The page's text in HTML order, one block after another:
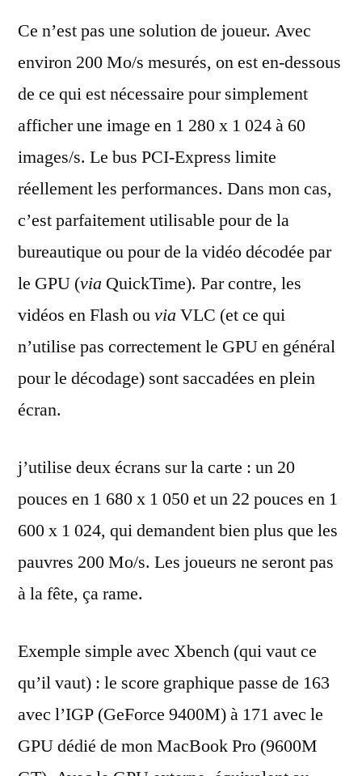
Ce n’est pas une solution de joueur. Avec
environ 200 Mo/s mesurés, on est en-dessous
de ce qui est nécessaire pour simplement
afficher une image en 1 280 x 1 024 à 60
images/s. Le bus PCI-Express limite
réellement les performances. Dans mon cas,
c’est parfaitement utilisable pour de la
bureautique ou pour de la vidéo décodée par
le GPU (via QuickTime). Par contre, les
vidéos en Flash ouvia VLC (et ce qui
n’utilise pas correctement le GPU en général
pour le décodage) sont saccadées en plein
écran.
j’utilise deux écrans sur la carte : un 20
pouces en 1 680 x 1 050 et un 22 pouces en 1
600 x 1 024, qui demandent bien plus que les
pauvres 200 Mo/s. Les joueurs ne seront pas
à la fête, ça rame.
Exemple simple avec Xbench (qui vaut ce
qu’il vaut) : le score graphique passe de 163
avec l’IGP (GeForce 9400M) à 171 avec le
GPU dédié de mon MacBook Pro (9600M